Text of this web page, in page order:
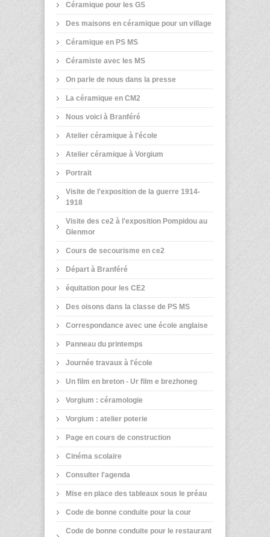
Céramique pour les GS
Des maisons en céramique pour un village
Céramique en PS MS
Céramiste avec les MS
On parle de nous dans la presse
La céramique en CM2
Nous voici à Branféré
Atelier céramique à l'école
Atelier céramique à Vorgium
Portrait
Visite de l'exposition de la guerre 1914-
1918
Visite des ce2 à l'exposition Pompidou au
Glenmor
Cours de secourisme en ce2
Départ à Branféré
équitation pour les CE2
Des oisons dans la classe de PS MS
Correspondance avec une école anglaise
Panneau du printemps
Journée travaux à l'école
Un film en breton - Ur film e brezhoneg
Vorgium : céramologie
Vorgium : atelier poterie
Page en cours de construction
Cinéma scolaire
Consulter l'agenda
Mise en place des tableaux sous le préau
Code de bonne conduite pour la cour
Code de bonne conduite pour le restaurant